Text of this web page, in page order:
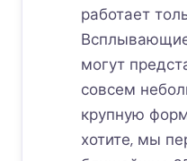
работает
могут
совсем
крупную
хотите, мы